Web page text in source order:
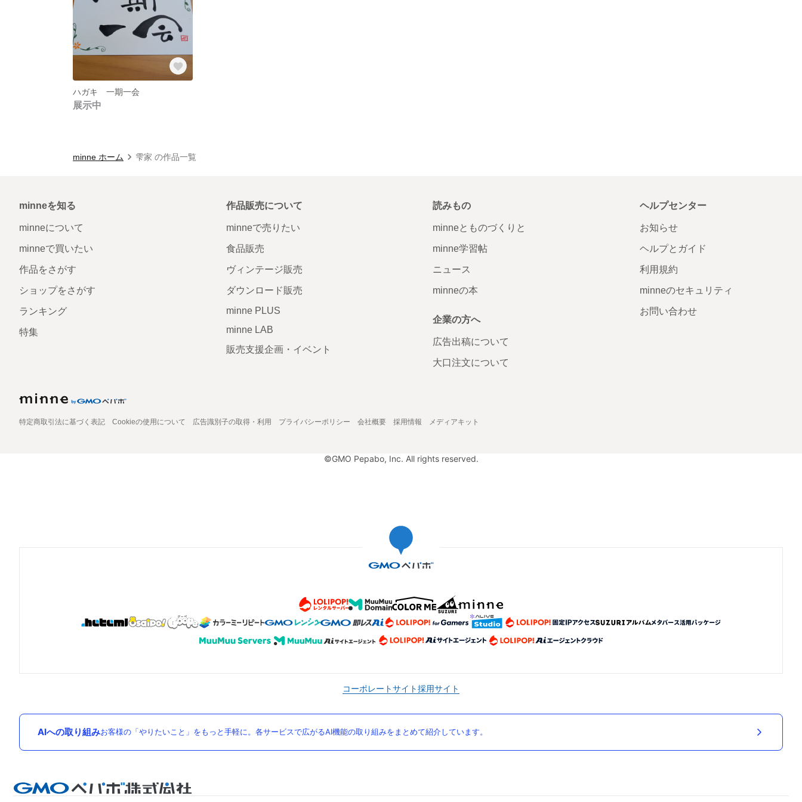
ハガキ 一期一会
展示中
minne ホーム 雫家 の作品一覧
minneを知る
minneについて
minneで買いたい
作品をさがす
ショップをさがす
ランキング
特集
作品販売について
minneで売りたい
食品販売
ヴィンテージ販売
ダウンロード販売
minne PLUS
minne LAB
販売支援企画・イベント
読みもの
minneとものづくりと
minne学習帖
ニュース
minneの本
企業の方へ
広告出稿について
大口注文について
ヘルプセンター
お知らせ
ヘルプとガイド
利用規約
minneのセキュリティ
お問い合わせ
特定商取引法に基づく表記 Cookieの使用について 広告識別子の取得・利用 プライバシーポリシー 会社概要 採用情報 メディアキット
©GMO Pepabo, Inc. All rights reserved.
コーポレートサイト採用サイト
AIへの取り組みお客様の「やりたいこと」をもっと手軽に。各サービスで広がるAI機能の取り組みをまとめて紹介しています。